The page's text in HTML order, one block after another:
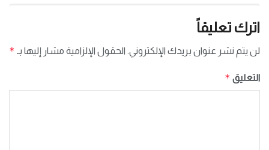
اترك تعليقاً
لن يتم نشر عنوان بريدك الإلكتروني. الحقول الإلزامية مشار إليها بـ *
التعليق *